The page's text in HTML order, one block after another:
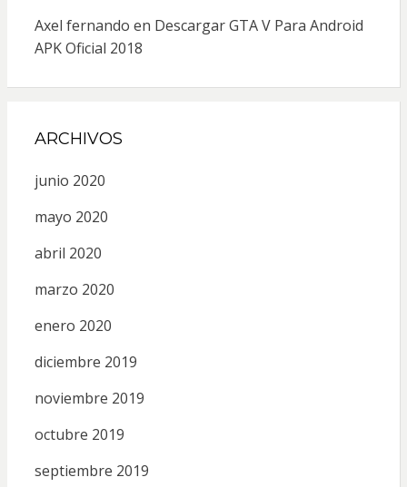
Axel fernando en Descargar GTA V Para Android
APK Oficial 2018
ARCHIVOS
junio 2020
mayo 2020
abril 2020
marzo 2020
enero 2020
diciembre 2019
noviembre 2019
octubre 2019
septiembre 2019